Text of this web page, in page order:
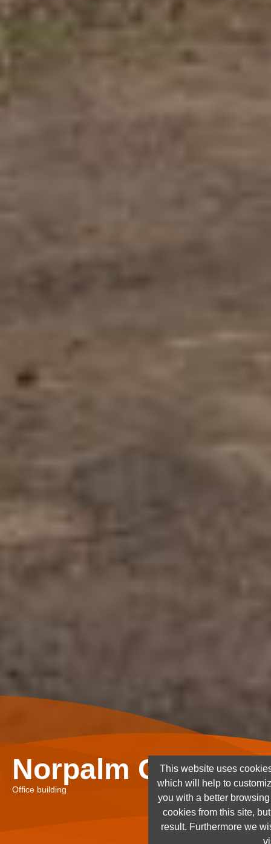
Norpalm Ghana
Office building
This website uses
which will help to
you with a better
cookies from this site,
result. Furthermore we